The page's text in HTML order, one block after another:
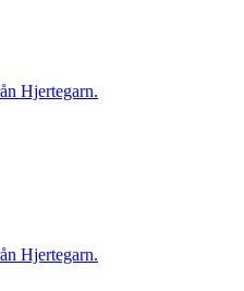
Hjertegarn.
Hjertegarn.